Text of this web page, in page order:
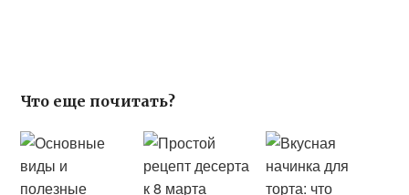
Что еще почитать?